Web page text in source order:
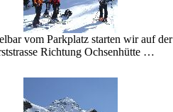
vom Parkplatz starten wir auf der
Richtung Ochsenhütte …